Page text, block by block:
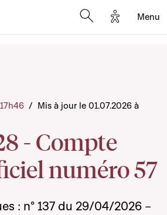
Options
Menu
- Compte
numéro 57
/ Mis à jour le 01.07.2026 à
: n° 137 du 29/04/2026 –